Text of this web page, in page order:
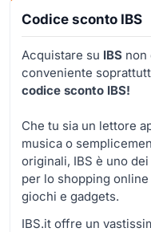
Codice sconto IBS
Acquistare su IBS non
conveniente
codice sconto IBS!
Che tu sia un lettore
musica o
originali, IBS è uno
per lo shopping
giochi e gadgets.
IBS.it offre un